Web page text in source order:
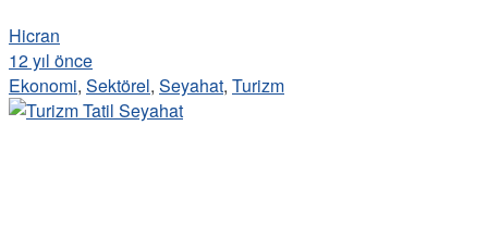
Hicran
12 yıl önce
Ekonomi, Sektörel, Seyahat, Turizm